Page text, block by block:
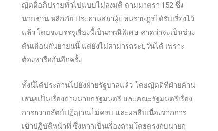
ญัตติอภิปรายทั่วไปแบบไม่ลงมติ ตามมาตรา 152 ซึ่ง
นายชวน หลีกภัย ประธานสภาผู้แทนราษฎรได้รับเรื่องไว้
แล้ว โดยจะบรรจุเรื่องนี้เป็นกรณีพิเศษ คาดว่าจะเป็นช่วง
ต้นเดือนกันยายนนี้ แต่ยังไม่สามารถระบุวันได้ เพราะ
ต้องหารือกันอีกครั้ง
ทั้งนี้ได้ประสานไปยังฝ่ายรัฐบาลแล้ว โดยญัตติที่ฝ่ายค้าน
เสนอเป็นเรื่องถามนายกรัฐมนตรี และคณะรัฐมนตรีเรื่อง
การถวายสัตย์ปฏิญาณไม่ครบ และผลสืบเนื่องจากการ
เข้าปฏิบัติหน้าที่ ซึ่งหากเป็นเรื่องถามโดยตรงกับนายก